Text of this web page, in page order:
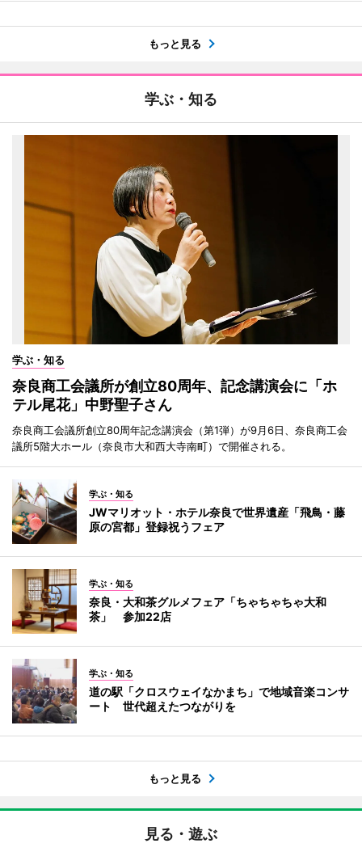
もっと見る
学ぶ・知る
学ぶ・知る
奈良商工会議所が創立80周年、記念講演会に「ホ
テル尾花」中野聖子さん
奈良商工会議所創立80周年記念講演会（第1弾）が9月6日、奈良商工会
議所5階大ホール（奈良市大和西大寺南町）で開催される。
学ぶ・知る
JWマリオット・ホテル奈良で世界遺産「飛鳥・藤
原の宮都」登録祝うフェア
学ぶ・知る
奈良・大和茶グルメフェア「ちゃちゃちゃ大和
茶」 参加22店
学ぶ・知る
道の駅「クロスウェイなかまち」で地域音楽コンサ
ート 世代超えたつながりを
もっと見る
見る・遊ぶ